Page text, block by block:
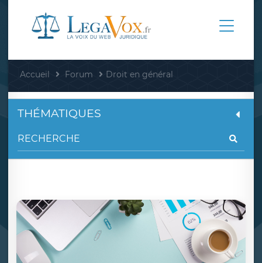
Accueil Forum Droit en général
THÉMATIQUES